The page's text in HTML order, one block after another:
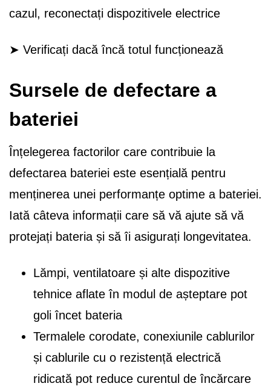
cazul, reconectați dispozitivele electrice
➤ Verificați dacă încă totul funcționează
Sursele de defectare a
bateriei
Înțelegerea factorilor care contribuie la
defectarea bateriei este esențială pentru
menținerea unei performanțe optime a bateriei.
Iată câteva informații care să vă ajute să vă
protejați bateria și să îi asigurați longevitatea.
Lămpi, ventilatoare și alte dispozitive
tehnice aflate în modul de așteptare pot
goli încet bateria
Termalele corodate, conexiunile cablurilor
și cablurile cu o rezistență electrică
ridicată pot reduce curentul de încărcare